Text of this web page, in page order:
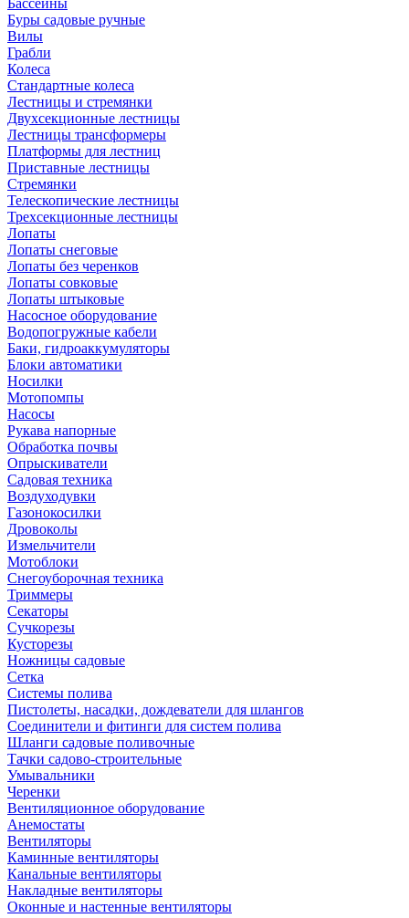
Бассейны
Буры садовые ручные
Вилы
Грабли
Колеса
Стандартные колеса
Лестницы и стремянки
Двухсекционные лестницы
Лестницы трансформеры
Платформы для лестниц
Приставные лестницы
Стремянки
Телескопические лестницы
Трехсекционные лестницы
Лопаты
Лопаты снеговые
Лопаты без черенков
Лопаты совковые
Лопаты штыковые
Насосное оборудование
Водопогружные кабели
Баки, гидроаккумуляторы
Блоки автоматики
Носилки
Мотопомпы
Насосы
Рукава напорные
Обработка почвы
Опрыскиватели
Садовая техника
Воздуходувки
Газонокосилки
Дровоколы
Измельчители
Мотоблоки
Снегоуборочная техника
Триммеры
Секаторы
Сучкорезы
Кусторезы
Ножницы садовые
Сетка
Системы полива
Пистолеты, насадки, дождеватели для шлангов
Соединители и фитинги для систем полива
Шланги садовые поливочные
Тачки садово-строительные
Умывальники
Черенки
Вентиляционное оборудование
Анемостаты
Вентиляторы
Каминные вентиляторы
Канальные вентиляторы
Накладные вентиляторы
Оконные и настенные вентиляторы